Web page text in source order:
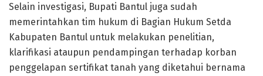
Selain investigasi, Bupati Bantul juga sudah
memerintahkan tim hukum di Bagian Hukum Setda
Kabupaten Bantul untuk melakukan penelitian,
klarifikasi ataupun pendampingan terhadap korban
penggelapan sertifikat tanah yang diketahui bernama